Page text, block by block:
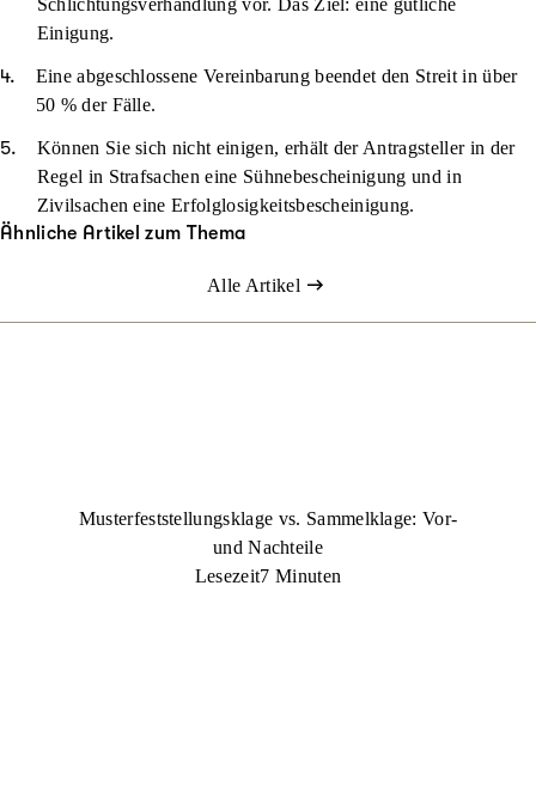
Schlichtungsverhandlung vor. Das Ziel: eine gütliche
Einigung.
Eine abgeschlossene Vereinbarung beendet den Streit in über
50 % der Fälle.
Können Sie sich nicht einigen, erhält der Antragsteller in der
Regel in Strafsachen eine Sühnebescheinigung und in
Zivilsachen eine Erfolglosigkeitsbescheinigung.
Ähnliche Artikel zum Thema
Alle Artikel
Musterfeststellungsklage vs. Sammelklage: Vor-
und Nachteile
Lesezeit7 Minuten